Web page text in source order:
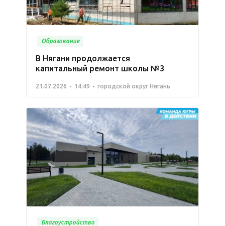
Образование
В Нягани продолжается
капитальный ремонт школы №3
21.07.2026 14:49 городской округ Нягань
Благоустройство